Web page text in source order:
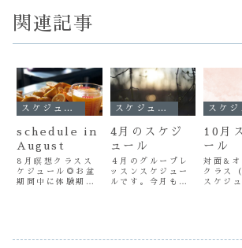
関連記事
スケジュール
schedule in
August
8月瞑想クラスス
ケジュール◎お盆
期間中に体験期間
スケジュール
4月のスケジ
ュール
４月のグループレ
ッスンスケジュー
ルです。今月も皆
10月
ール
対面&オ
クラス
スケジ